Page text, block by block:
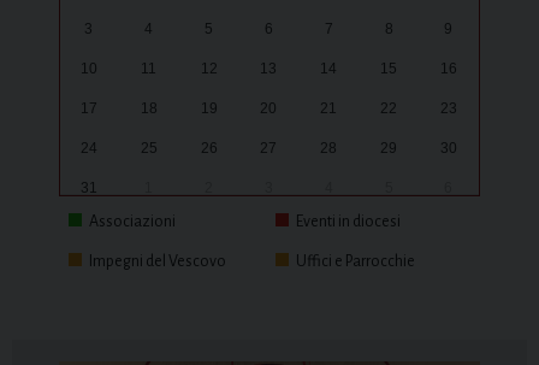
3 4 5 6 7 8 9
10 11 12 13 14 15 16
17 18 19 20 21 22 23
24 25 26 27 28 29 30
31
Associazioni
Eventi in diocesi
Impegni del Vescovo Uffici e Parrocchie